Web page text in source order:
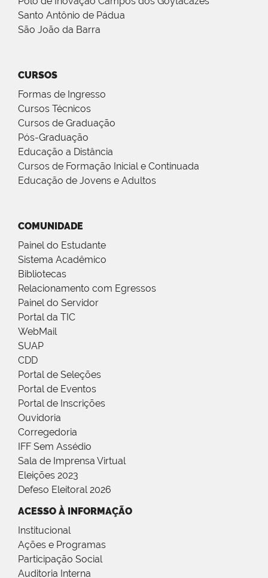
Santo Antônio de Pádua
São João da Barra
CURSOS
Formas de Ingresso
Cursos Técnicos
Cursos de Graduação
Pós-Graduação
Educação a Distância
Cursos de Formação Inicial e Continuada
Educação de Jovens e Adultos
COMUNIDADE
Painel do Estudante
Sistema Acadêmico
Bibliotecas
Relacionamento com Egressos
Painel do Servidor
Portal da TIC
WebMail
SUAP
CDD
Portal de Seleções
Portal de Eventos
Portal de Inscrições
Ouvidoria
Corregedoria
IFF Sem Assédio
Sala de Imprensa Virtual
Eleições 2023
Defeso Eleitoral 2026
ACESSO À INFORMAÇÃO
Institucional
Ações e Programas
Participação Social
Auditoria Interna